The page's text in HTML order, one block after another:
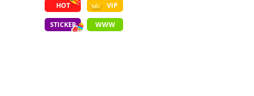
HOT VIP
STICKER WWW